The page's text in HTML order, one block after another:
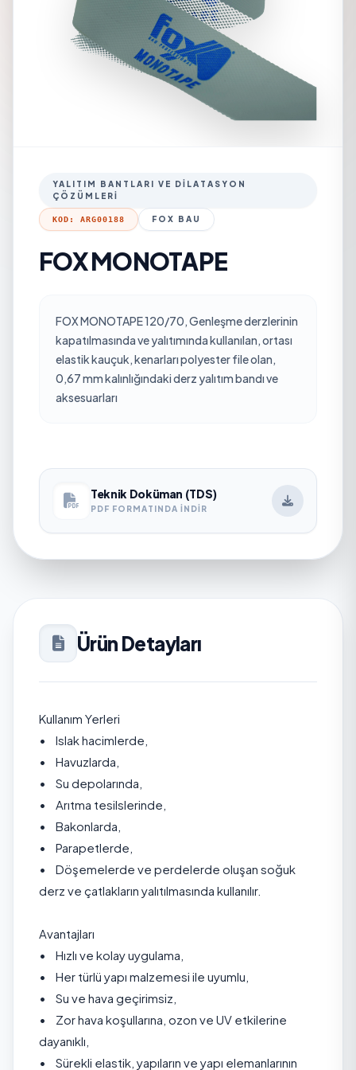
YALITIM BANTLARI VE DILATASYON
ÇÖZÜMLERI
KOD: ARG00188 FOX BAU
FOX MONOTAPE
FOX MONOTAPE 120/70, Genleşme derzlerinin
kapatılmasında ve yalıtımında kullanılan, ortası
elastik kauçuk, kenarları polyester file olan,
0,67 mm kalınlığındaki derz yalıtım bandı ve
aksesuarları
Teknik Doküman (TDS)
PDF FORMATINDA İNDIR
Ürün Detayları
Kullanım Yerleri
• Islak hacimlerde,
• Havuzlarda,
• Su depolarında,
• Arıtma tesilslerinde,
• Bakonlarda,
• Parapetlerde,
• Döşemelerde ve perdelerde oluşan soğuk
derz ve çatlakların yalıtılmasında kullanılır.
Avantajları
• Hızlı ve kolay uygulama,
• Her türlü yapı malzemesi ile uyumlu,
• Su ve hava geçirimsiz,
• Zor hava koşullarına, ozon ve UV etkilerine
dayanıklı,
• Sürekli elastik, yapıların ve yapı elemanlarının